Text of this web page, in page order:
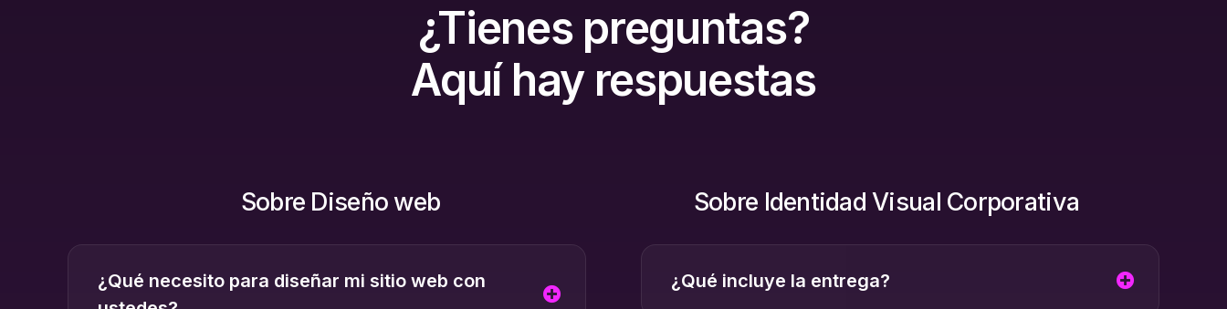
¿Tienes preguntas?
Aquí hay respuestas
Sobre Diseño web
¿Qué necesito para diseñar mi sitio web con
Sobre Identidad Visual Corporativa
¿Qué incluye la entrega?